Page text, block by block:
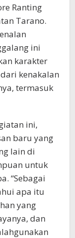
Ranting
Tarano.
ini
karakter
kenakalan
termasuk
ini,
baru yang
lain di
untuk
“Sebagai
apa itu
yang
dan